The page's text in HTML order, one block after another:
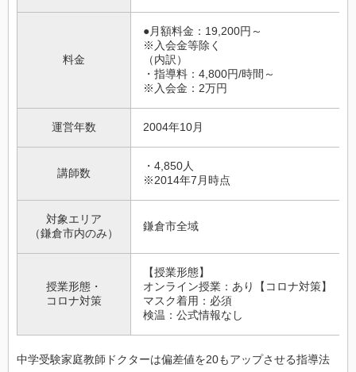
料金
●月額料金：19,200円～
※入会金等除く
（内訳）
・指導料：4,800円/時間～
※入会金：2万円
運営年数 2004年10月
講師数
・4,850人
※2014年7月時点
対象エリア
（鎌倉市内のみ）
鎌倉市全域
授業形態・
コロナ対策
【授業形態】
オンライン授業：あり【コロナ対策】
マスク着用：必須
検温：公式情報なし
中学受験家庭教師ドクターは偏差値を20もアップさせる指導法